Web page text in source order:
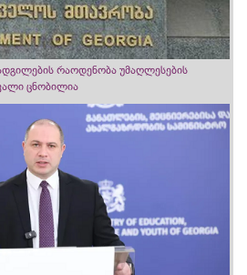
რაოდენობა უმაღლესების
ცნობილია